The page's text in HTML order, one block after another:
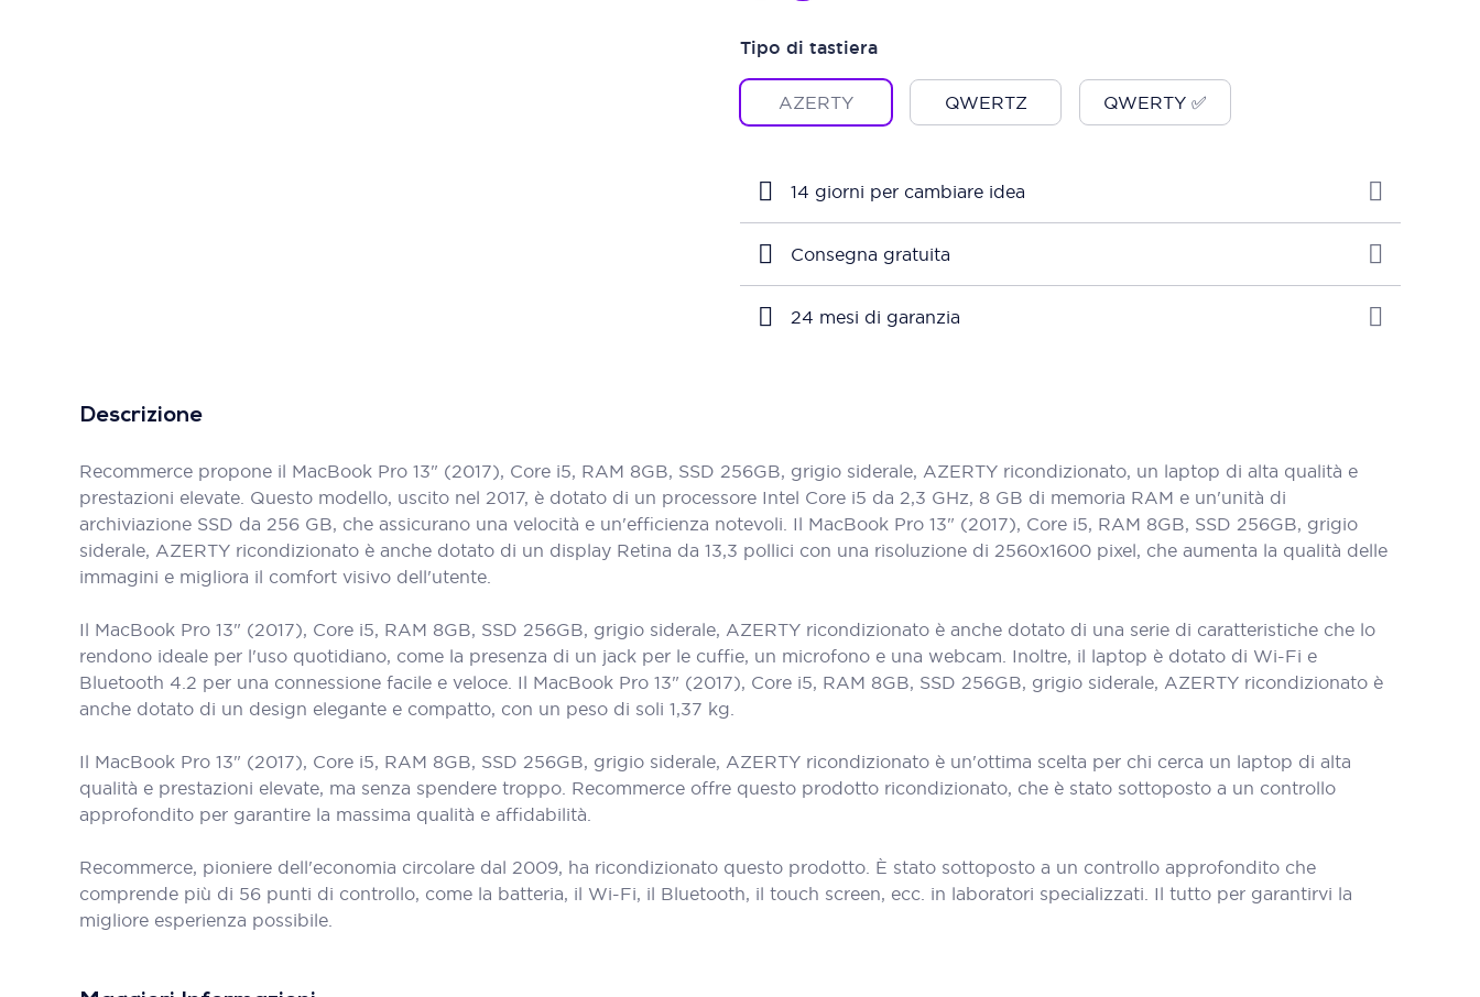
Tipo di tastiera
AZERTY QWERTZ QWERTY ✅
14 giorni per cambiare idea
Consegna gratuita
24 mesi di garanzia
Descrizione
Recommerce propone il MacBook Pro 13" (2017), Core i5, RAM 8GB, SSD 256GB, grigio siderale, AZERTY ricondizionato, un laptop di alta qualità e
prestazioni elevate. Questo modello, uscito nel 2017, è dotato di un processore Intel Core i5 da 2,3 GHz, 8 GB di memoria RAM e un'unità di
archiviazione SSD da 256 GB, che assicurano una velocità e un'efficienza notevoli. Il MacBook Pro 13" (2017), Core i5, RAM 8GB, SSD 256GB, grigio
siderale, AZERTY ricondizionato è anche dotato di un display Retina da 13,3 pollici con una risoluzione di 2560x1600 pixel, che aumenta la qualità delle
immagini e migliora il comfort visivo dell'utente.
Il MacBook Pro 13" (2017), Core i5, RAM 8GB, SSD 256GB, grigio siderale, AZERTY ricondizionato è anche dotato di una serie di caratteristiche che lo
rendono ideale per l'uso quotidiano, come la presenza di un jack per le cuffie, un microfono e una webcam. Inoltre, il laptop è dotato di Wi-Fi e
Bluetooth 4.2 per una connessione facile e veloce. Il MacBook Pro 13" (2017), Core i5, RAM 8GB, SSD 256GB, grigio siderale, AZERTY ricondizionato è
anche dotato di un design elegante e compatto, con un peso di soli 1,37 kg.
Il MacBook Pro 13" (2017), Core i5, RAM 8GB, SSD 256GB, grigio siderale, AZERTY ricondizionato è un'ottima scelta per chi cerca un laptop di alta
qualità e prestazioni elevate, ma senza spendere troppo. Recommerce offre questo prodotto ricondizionato, che è stato sottoposto a un controllo
approfondito per garantire la massima qualità e affidabilità.
Recommerce, pioniere dell'economia circolare dal 2009, ha ricondizionato questo prodotto. È stato sottoposto a un controllo approfondito che
comprende più di 56 punti di controllo, come la batteria, il Wi-Fi, il Bluetooth, il touch screen, ecc. in laboratori specializzati. Il tutto per garantirvi la
migliore esperienza possibile.